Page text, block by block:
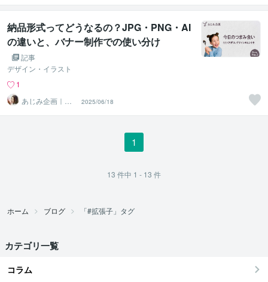
納品形式ってどうなるの？JPG・PNG・AI
の違いと、バナー制作での使い分け
記事
デザイン・イラスト
1
あじみ企画｜we
b・グラフィック
デザイン
2025/06/18
1
13 件中 1 - 13 件
ホーム ブログ 「#拡張子」タグ
カテゴリ一覧
コラム